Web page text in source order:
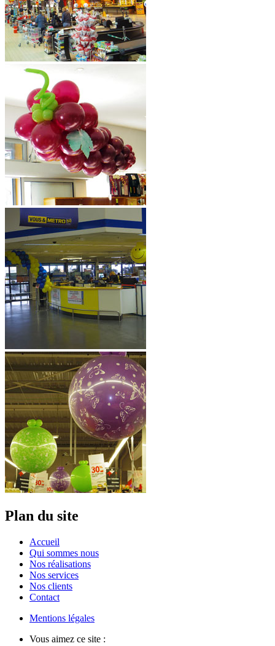
Plan du site
Accueil
Qui sommes nous
Nos réalisations
Nos services
Nos clients
Contact
Mentions légales
Vous aimez ce site :